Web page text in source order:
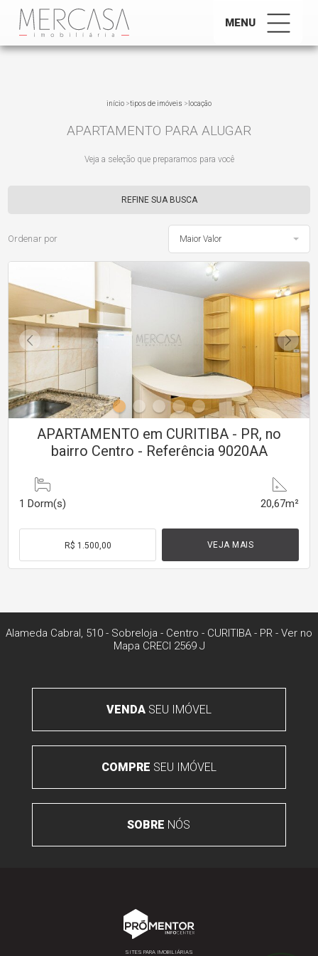
MENU
início >tipos de imóveis > locação
APARTAMENTO PARA ALUGAR
Veja a seleção que preparamos para você
REFINE SUA BUSCA
Ordenar por Maior Valor
APARTAMENTO em CURITIBA - PR, no
bairro Centro - Referência 9020AA
1 Dorm(s) 20,67m²
R$ 1.500,00 VEJA MAIS
Alameda Cabral, 510 - Sobreloja - Centro - CURITIBA - PR - Ver no
Mapa CRECI 2569 J
VENDASEU IMÓVEL
COMPRE SEU IMÓVEL
SOBRE NÓS
SITES PARA IMOBILIÁRIAS